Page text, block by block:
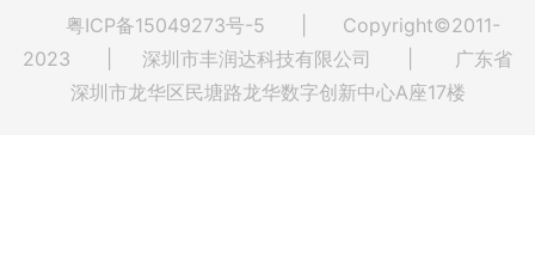
粤ICP备15049273号-5 | Copyright©2011-
2023 | 深圳市丰润达科技有限公司 | 广东省
深圳市龙华区民塘路龙华数字创新中心A座17楼